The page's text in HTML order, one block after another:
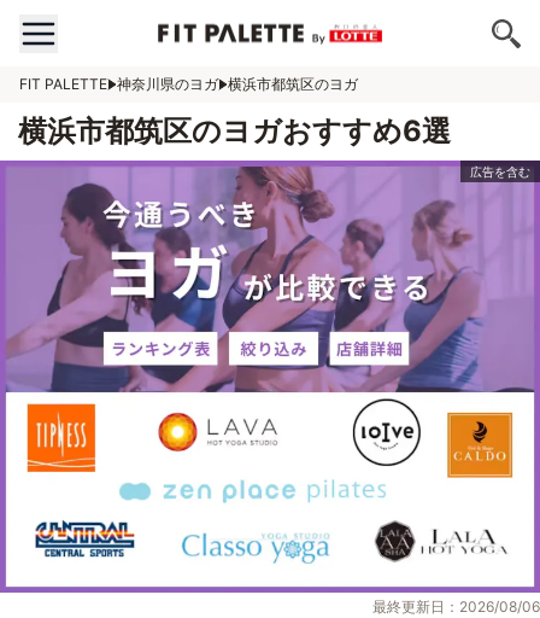
FIT PALETTE 神奈川県のヨガ 横浜市都筑区のヨガ
横浜市都筑区のヨガおすすめ6選
最終更新日：2026/08/06